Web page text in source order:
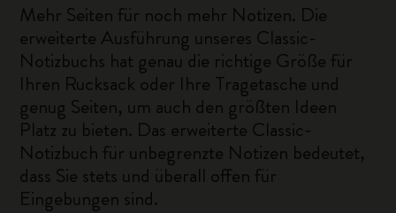
Mehr Seiten für noch mehr Notizen. Die
erweiterte Ausführung unseres Classic-
Notizbuchs hat genau die richtige Größe für
Ihren Rucksack oder Ihre Tragetasche und
genug Seiten, um auch den größten Ideen
Platz zu bieten. Das erweiterte Classic-
Notizbuch für unbegrenzte Notizen bedeutet,
dass Sie stets und überall offen für
Eingebungen sind.